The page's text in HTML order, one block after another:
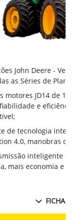
John Deere -
as Séries de
motores JD14 de
e
de tecnologia
4.0, manobras
inteligente
mais economia e
FICHA